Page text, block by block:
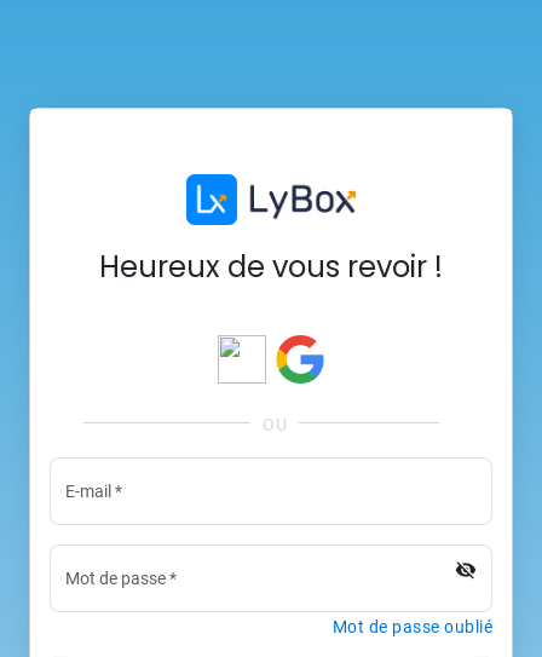
Heureux de vous revoir !
E-mail *
Mot de passe* visibility_off
Mot de passe oublié